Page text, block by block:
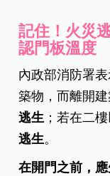
記住！火災
認門板溫度
內政部消防署
築物，而離開
逃生 ；若在二
逃生。
在開門之前，